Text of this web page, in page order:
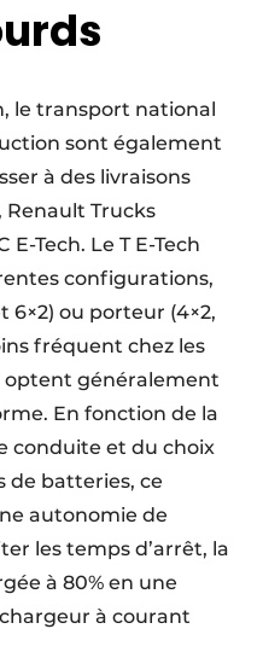
le tran­sport national
sont également
à des livraisons
Trucks
E-Tech. Le T E-Tech
configurations,
6×2) ou porteur (4×2,
fréquent chez les
généralement
En fonction de la
conduite et du choix
de batteries, ce
autonomie de
les temps d’arrêt, la
à 80% en une
à courant